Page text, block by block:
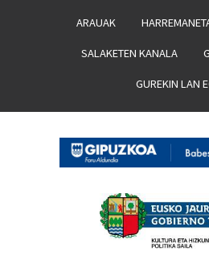
ARAUAK
SALAKETEN KANALA
GUREKIN LAN